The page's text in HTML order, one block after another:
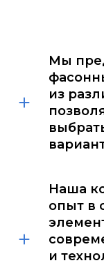
Мы
из
Наша
опыт в
и